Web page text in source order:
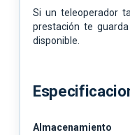
Si un teleoperador
prestación te
disponible.
Almacenamiento